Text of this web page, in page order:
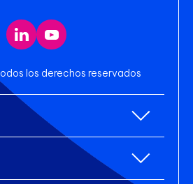
los derechos reservados
Recursos Empresariales